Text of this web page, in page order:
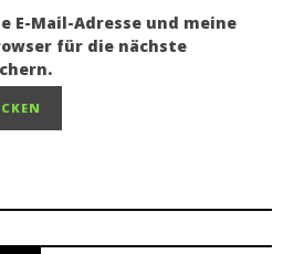
E-Mail-Adresse und meine
für die nächste